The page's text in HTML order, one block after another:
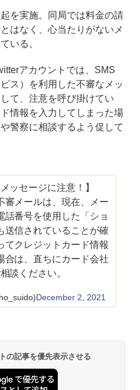
を実施。同局では料金の請
はなく、心当たりがないメ
いる。
アカウントでは、SMS
ス）を利用した不審なメッ
て、注意を呼び掛けてい
情報を入力してしまった場
警察に相談するよう促して
ッセージに注意！】
審メールは、現在、メー
話番号を使用した「ショ
送信されていることが確
てクレジットカード情報
合は、直ちにカード会社
談ください。
December 2, 2021
の記事を優先表示させる